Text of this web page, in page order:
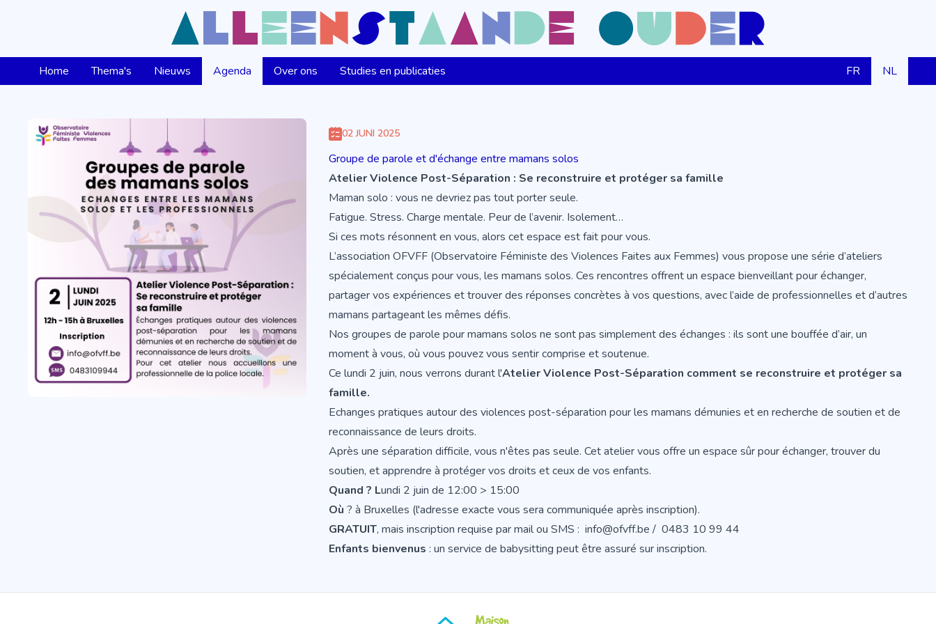
Home Thema's Nieuws Agenda Over ons Studies en publicaties FR NL
02 JUNI 2025
Groupe de parole et d'échange entre mamans solos
Atelier Violence Post-Séparation : Se reconstruire et protéger sa famille
Maman solo : vous ne devriez pas tout porter seule.
Fatigue. Stress. Charge mentale. Peur de l’avenir. Isolement…
Si ces mots résonnent en vous, alors cet espace est fait pour vous.
L’association OFVFF (Observatoire Féministe des Violences Faites aux Femmes) vous propose une série d’ateliers
spécialement conçus pour vous, les mamans solos. Ces rencontres offrent un espace bienveillant pour échanger,
partager vos expériences et trouver des réponses concrètes à vos questions, avec l’aide de professionnelles et d’autres
mamans partageant les mêmes défis.
Nos groupes de parole pour mamans solos ne sont pas simplement des échanges : ils sont une bouffée d’air, un
moment à vous, où vous pouvez vous sentir comprise et soutenue.
Ce lundi 2 juin, nous verrons durant l'Atelier Violence Post-Séparation comment se reconstruire et protéger sa
famille.
Echanges pratiques autour des violences post-séparation pour les mamans démunies et en recherche de soutien et de
reconnaissance de leurs droits.
Après une séparation difficile, vous n'êtes pas seule. Cet atelier vous offre un espace sûr pour échanger, trouver du
soutien, et apprendre à protéger vos droits et ceux de vos enfants.
Quand ? Lundi 2 juin de 12:00 > 15:00
Où ? à Bruxelles (l'adresse exacte vous sera communiquée après inscription).
GRATUIT, mais inscription requise par mail ou SMS : info@ofvff.be / 0483 10 99 44
Enfants bienvenus : un service de babysitting peut être assuré sur inscription.